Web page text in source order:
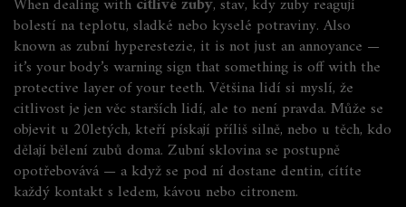
When dealing with citlivé zuby, stav, kdy zuby reagují
bolestí na teplotu, sladké nebo kyselé potraviny. Also
known as zubní hyperestezie, it is not just an annoyance —
it’s your body’s warning sign that something is off with the
protective layer of your teeth. Většina lidí si myslí, že
citlivost je jen věc starších lidí, ale to není pravda. Může se
objevit u 20letých, kteří pískají příliš silně, nebo u těch, kdo
dělají bělení zubů doma. Zubní sklovina se postupně
opotřebovává — a když se pod ní dostane dentin, cítíte
každý kontakt s ledem, kávou nebo citronem.